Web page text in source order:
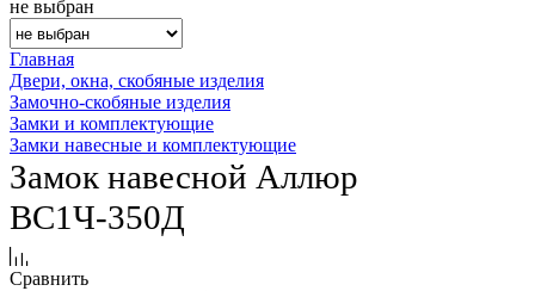
не выбран
Главная
Двери, окна, скобяные изделия
Замочно-скобяные изделия
Замки и комплектующие
Замки навесные и комплектующие
Замок навесной Аллюр
ВС1Ч-350Д
Сравнить